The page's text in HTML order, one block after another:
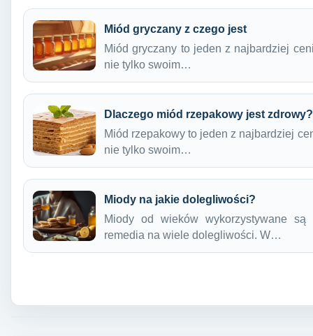
Miód gryczany z czego jest
Miód gryczany to jeden z najbardziej
nie tylko swoim…
Dlaczego miód rzepakowy jest zdrowy?
Miód rzepakowy to jeden z najbardziej
nie tylko swoim…
Miody na jakie dolegliwości?
Miody od wieków wykorzystywane
remedia na wiele dolegliwości. W…